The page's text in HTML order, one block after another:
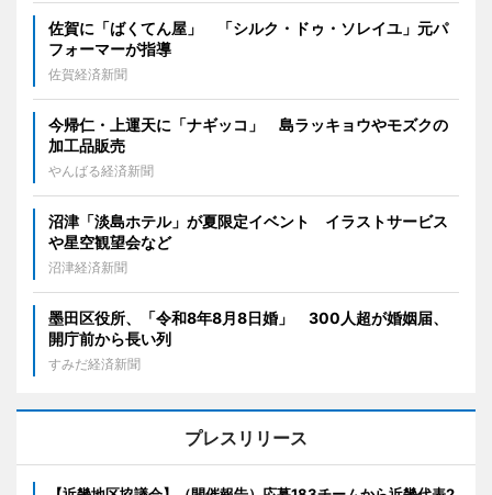
佐賀に「ばくてん屋」 「シルク・ドゥ・ソレイユ」元パ
フォーマーが指導
佐賀経済新聞
今帰仁・上運天に「ナギッコ」 島ラッキョウやモズクの
加工品販売
やんばる経済新聞
沼津「淡島ホテル」が夏限定イベント イラストサービス
や星空観望会など
沼津経済新聞
墨田区役所、「令和8年8月8日婚」 300人超が婚姻届、
開庁前から長い列
すみだ経済新聞
プレスリリース